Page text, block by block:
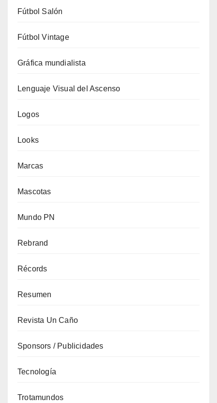
Fútbol Salón
Fútbol Vintage
Gráfica mundialista
Lenguaje Visual del Ascenso
Logos
Looks
Marcas
Mascotas
Mundo PN
Rebrand
Récords
Resumen
Revista Un Caño
Sponsors / Publicidades
Tecnología
Trotamundos